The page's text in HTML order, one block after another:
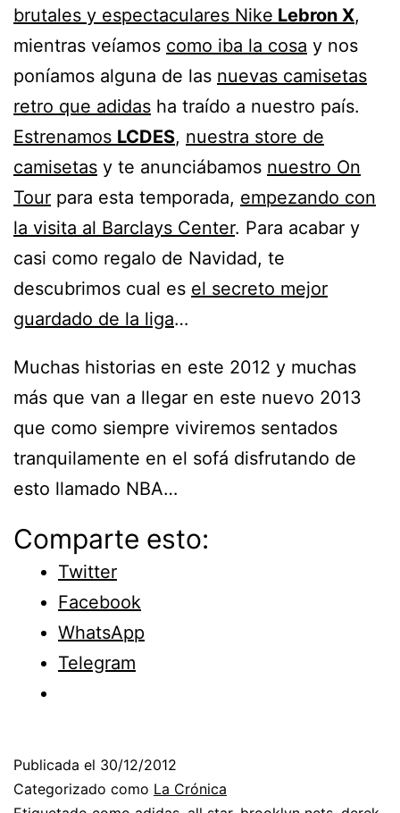
brutales y espectaculares Nike Lebron X,
mientras veíamos como iba la cosa y nos
poníamos alguna de las nuevas camisetas
retro que adidas ha traído a nuestro país.
Estrenamos LCDES, nuestra store de
camisetas y te anunciábamos nuestro On
Tour para esta temporada, empezando con
la visita al Barclays Center. Para acabar y
casi como regalo de Navidad, te
descubrimos cual es el secreto mejor
guardado de la liga…
Muchas historias en este 2012 y muchas
más que van a llegar en este nuevo 2013
que como siempre viviremos sentados
tranquilamente en el sofá disfrutando de
esto llamado NBA…
Comparte esto:
Twitter
Facebook
WhatsApp
Telegram
Publicada el 30/12/2012
Categorizado como La Crónica